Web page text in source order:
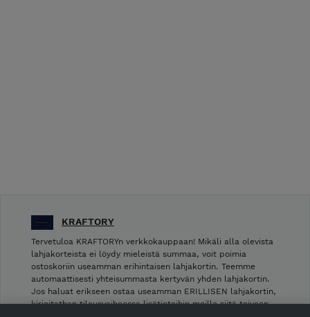
KRAFTORY
Tervetuloa KRAFTORYn verkkokauppaan! Mikäli alla olevista
lahjakorteista ei löydy mieleistä summaa, voit poimia
ostoskoriin useamman erihintaisen lahjakortin. Teemme
automaattisesti yhteisummasta kertyvän yhden lahjakortin.
Jos haluat erikseen ostaa useamman ERILLISEN lahjakortin,
kirjoitathan tilausvaiheessa lisätietoihin meille siitä toiveen.